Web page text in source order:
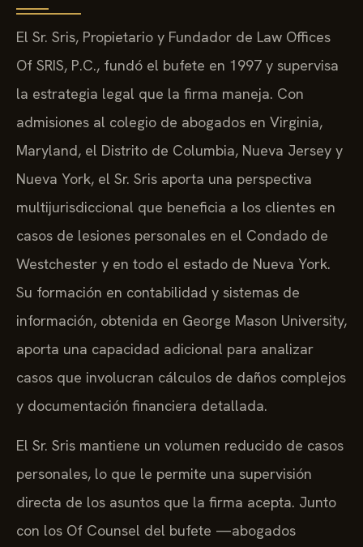
El Sr. Sris, Propietario y Fundador de Law Offices
Of SRIS, P.C., fundó el bufete en 1997 y supervisa
la estrategia legal que la firma maneja. Con
admisiones al colegio de abogados en Virginia,
Maryland, el Distrito de Columbia, Nueva Jersey y
Nueva York, el Sr. Sris aporta una perspectiva
multijurisdiccional que beneficia a los clientes en
casos de lesiones personales en el Condado de
Westchester y en todo el estado de Nueva York.
Su formación en contabilidad y sistemas de
información, obtenida en George Mason University,
aporta una capacidad adicional para analizar
casos que involucran cálculos de daños complejos
y documentación financiera detallada.
El Sr. Sris mantiene un volumen reducido de casos
personales, lo que le permite una supervisión
directa de los asuntos que la firma acepta. Junto
con los Of Counsel del bufete —abogados